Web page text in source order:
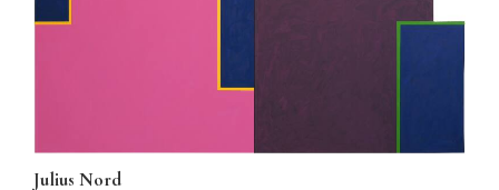
Julius Nord